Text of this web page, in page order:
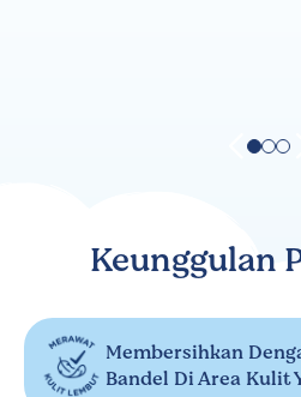
Keunggulan
Membersihkan
Bandel Di Area Kulit